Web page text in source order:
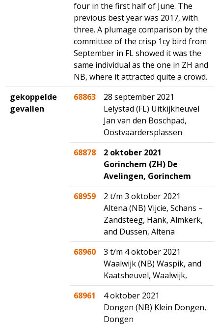
four in the first half of June. The
previous best year was 2017, with
three. A plumage comparison by the
committee of the crisp 1cy bird from
September in FL showed it was the
same individual as the one in ZH and
NB, where it attracted quite a crowd.
gekoppelde
gevallen
68863
28 september 2021
Lelystad (FL) Uitkijkheuvel
Jan van den Boschpad,
Oostvaardersplassen
68878
2 oktober 2021
Gorinchem (ZH) De
Avelingen, Gorinchem
68959
2 t/m 3 oktober 2021
Altena (NB) Vijcie, Schans –
Zandsteeg, Hank, Almkerk,
and Dussen, Altena
68960
3 t/m 4 oktober 2021
Waalwijk (NB) Waspik, and
Kaatsheuvel, Waalwijk,
68961
4 oktober 2021
Dongen (NB) Klein Dongen,
Dongen